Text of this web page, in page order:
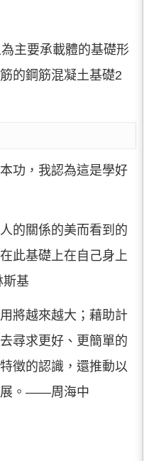
主要承載體的基礎形
的鋼筋混凝土基礎2
功，我認為這是學好
的關係的美而看到的
此基礎上在自己身上
基
將越來越大；藉助計
尋求更好、更簡單的
徵的認識，還推動以
展。——周海中